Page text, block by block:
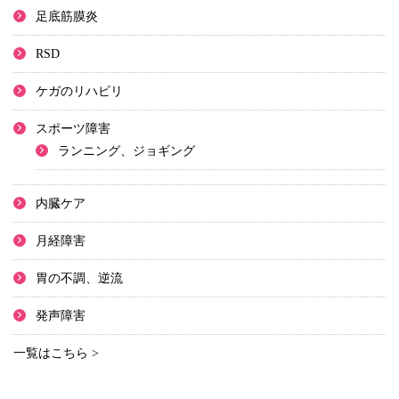
足底筋膜炎
RSD
ケガのリハビリ
スポーツ障害
ランニング、ジョギング
内臓ケア
月経障害
胃の不調、逆流
発声障害
一覧はこちら >